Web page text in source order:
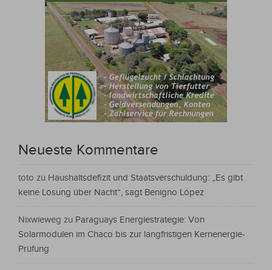
Neueste Kommentare
toto zu Haushaltsdefizit und Staatsverschuldung: „Es gibt
keine Lösung über Nacht“, sagt Benigno López
Nixwieweg zu Paraguays Energiestrategie: Von
Solarmodulen im Chaco bis zur langfristigen Kernenergie-
Prüfung